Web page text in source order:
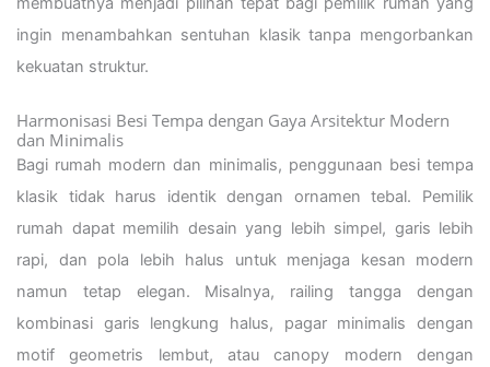
ingin menambahkan sentuhan klasik tanpa mengorbankan
kekuatan struktur.
Harmonisasi Besi Tempa dengan Gaya Arsitektur Modern
dan Minimalis
Bagi rumah modern dan minimalis, penggunaan besi tempa
klasik tidak harus identik dengan ornamen tebal. Pemilik
rumah dapat memilih desain yang lebih simpel, garis lebih
rapi, dan pola lebih halus untuk menjaga kesan modern
namun tetap elegan. Misalnya, railing tangga dengan
kombinasi garis lengkung halus, pagar minimalis dengan
motif geometris lembut, atau canopy modern dengan